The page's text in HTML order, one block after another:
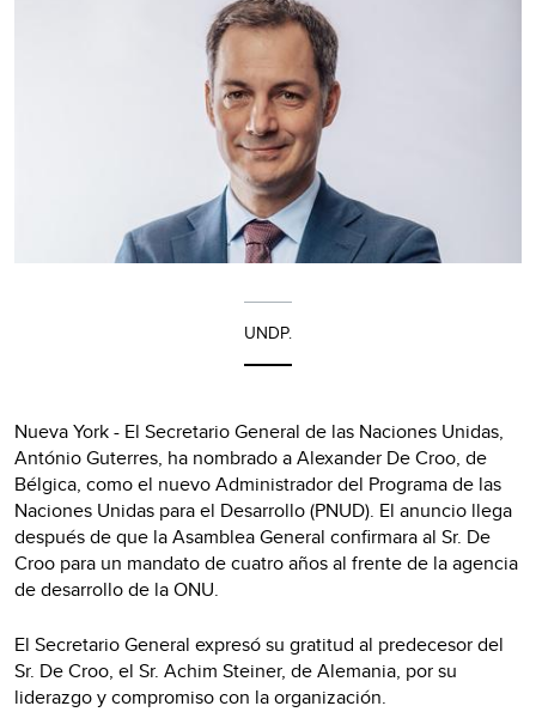
UNDP.
Nueva York - El Secretario General de las Naciones Unidas,
António Guterres, ha nombrado a Alexander De Croo, de
Bélgica, como el nuevo Administrador del Programa de las
Naciones Unidas para el Desarrollo (PNUD). El anuncio llega
después de que la Asamblea General confirmara al Sr. De
Croo para un mandato de cuatro años al frente de la agencia
de desarrollo de la ONU.
El Secretario General expresó su gratitud al predecesor del
Sr. De Croo, el Sr. Achim Steiner, de Alemania, por su
liderazgo y compromiso con la organización.